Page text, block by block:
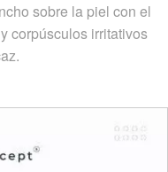
sobre la piel con el
corpúsculos irritativos